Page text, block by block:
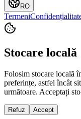
RO
Termeni
Stocare locală
Folosim stocare locală
preferințe, astfel încât
următoare. Acceptați
Refuz Accept